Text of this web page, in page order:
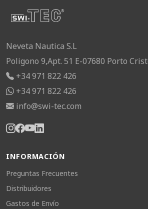
Neveta Nautica S.L
Poligono 9,Apt. 51 E-07680 Porto
+34 971 822 426
+34 971 822 426
info@swi-tec.com
INFORMACIÓN
Preguntas Frecuentes
Distribuidores
Gastos de Envío